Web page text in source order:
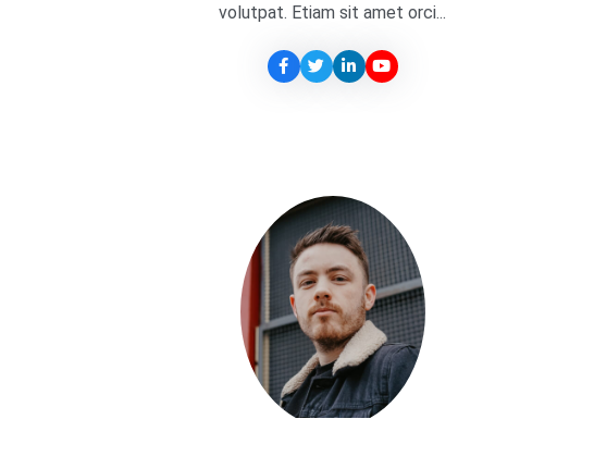
volutpat. Etiam sit amet orci...